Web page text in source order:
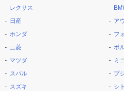
レクサス
日産
ホンダ
三菱
マツダ
スバル
スズキ
ア
フ
ポ
ミ
プ
シ